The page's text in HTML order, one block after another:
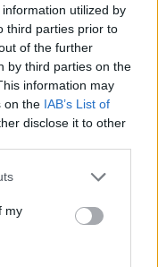
utilized by
third parties prior to
of the further
by third parties on the
information may
on the IAB’s List of
disclose it to other
my